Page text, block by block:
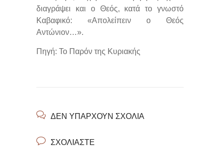
διαγράψει και ο Θεός, κατά το γνωστό
Καβαφικό: «Απολείπειν ο Θεός
Αντώνιον…».
Πηγή: Το Παρόν της Κυριακής
ΔΕΝ ΥΠΆΡΧΟΥΝ ΣΧΌΛΙΑ
ΣΧΟΛΙΆΣΤΕ